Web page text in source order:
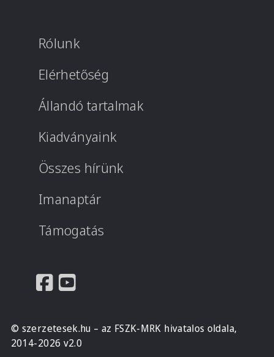
Rólunk
Elérhetőség
Állandó tartalmak
Kiadványaink
Összes hírünk
Imanaptár
Támogatás
© szerzetesek.hu – az FSZK-MRK hivatalos oldala,
2014-2026 v2.0